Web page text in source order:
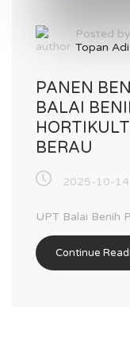
Posted by
Topan
PANEN
BALAI
BERAU
2025-10-14
UPT Balai Benih
Continue